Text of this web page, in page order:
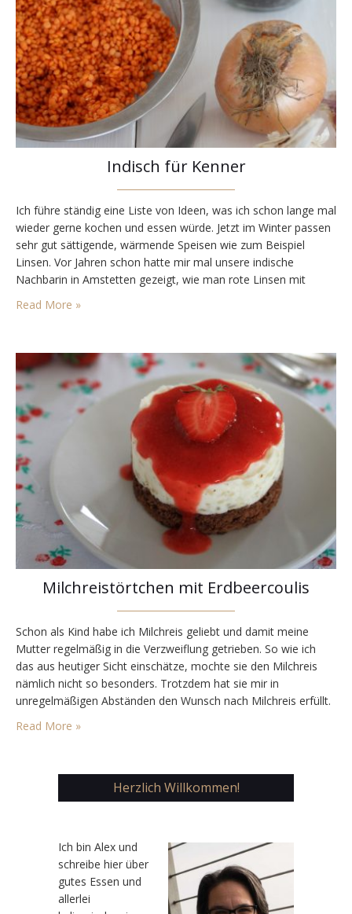
Indisch für Kenner
Ich führe ständig eine Liste von Ideen, was ich schon lange mal
wieder gerne kochen und essen würde. Jetzt im Winter passen
sehr gut sättigende, wärmende Speisen wie zum Beispiel
Linsen. Vor Jahren schon hatte mir mal unsere indische
Nachbarin in Amstetten gezeigt, wie man rote Linsen mit
Gewürzen kocht. Immer wieder hatte ich das Rezept seitdem
abgewandelt. Für die…
Read More »
Milchreistörtchen mit Erdbeercoulis
Schon als Kind habe ich Milchreis geliebt und damit meine
Mutter regelmäßig in die Verzweiflung getrieben. So wie ich
das aus heutiger Sicht einschätze, mochte sie den Milchreis
nämlich nicht so besonders. Trotzdem hat sie mir in
unregelmäßigen Abständen den Wunsch nach Milchreis erfüllt.
An was ich mich auch noch ganz genau erinnern kann, war ihre
Read More »
Herzlich Willkommen!
Ich bin Alex und
schreibe hier über
gutes Essen und
allerlei